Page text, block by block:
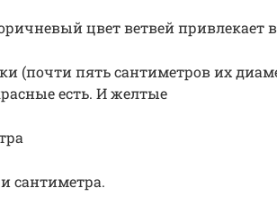
цвет ветвей привлекает
(почти пять сантиметров их
есть. И желтые
сантиметра.